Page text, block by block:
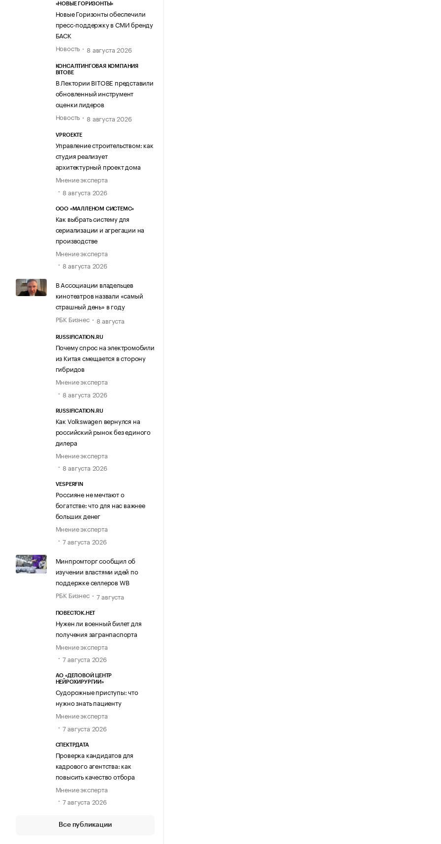
«НОВЫЕ ГОРИЗОНТЫ»
Новые Горизонты обеспечили
пресс-поддержку в СМИ бренду
БАСК
Новость
8 августа 2026
КОНСАЛТИНГОВАЯ КОМПАНИЯ
BITOBE
В Лектории BITOBE представили
обновленный инструмент
оценки лидеров
Новость
8 августа 2026
VPROEKTE
Управление строительством: как
студия реализует
архитектурный проект дома
Мнение эксперта
8 августа 2026
ООО «МАЛЛЕНОМ СИСТЕМС»
Как выбрать систему для
сериализации и агрегации на
производстве
Мнение эксперта
8 августа 2026
В Ассоциации владельцев
кинотеатров назвали «самый
страшный день» в году
РБК Бизнес
8 августа
RUSSIFICATION.RU
Почему спрос на электромобили
из Китая смещается в сторону
гибридов
Мнение эксперта
8 августа 2026
RUSSIFICATION.RU
Как Volkswagen вернулся на
российский рынок без единого
дилера
Мнение эксперта
8 августа 2026
VESPERFIN
Россияне не мечтают о
богатстве: что для нас важнее
больших денег
Мнение эксперта
7 августа 2026
Минпромторг сообщил об
изучении властями идей по
поддержке селлеров WB
РБК Бизнес
7 августа
ПОВЕСТОК.НЕТ
Нужен ли военный билет для
получения загранпаспорта
Мнение эксперта
7 августа 2026
АО «ДЕЛОВОЙ ЦЕНТР
НЕЙРОХИРУРГИИ»
Судорожные приступы: что
нужно знать пациенту
Мнение эксперта
7 августа 2026
СПЕКТРДАТА
Проверка кандидатов для
кадрового агентства: как
повысить качество отбора
Мнение эксперта
7 августа 2026
Все публикации